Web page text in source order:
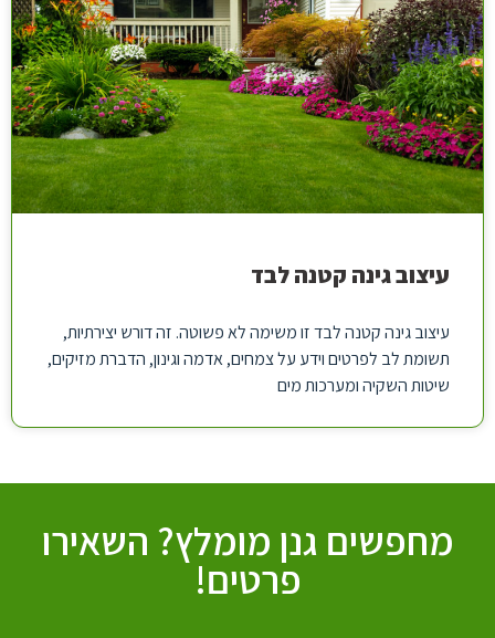
עיצוב גינה קטנה לבד
עיצוב גינה קטנה לבד זו משימה לא פשוטה. זה דורש יצירתיות,
תשומת לב לפרטים וידע על צמחים, אדמה וגינון, הדברת מזיקים,
שיטות השקיה ומערכות מים
מחפשים גנן מומלץ? השאירו
פרטים!